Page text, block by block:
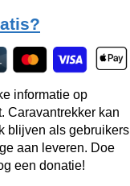
informatie op
Caravantrekker kan
blijven als gebruikers
aan leveren. Doe
een donatie!